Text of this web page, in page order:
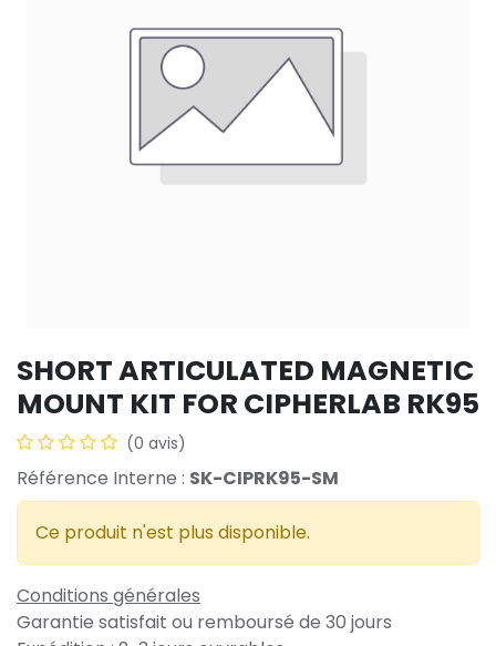
SHORT ARTICULATED MAGNETIC
MOUNT KIT FOR CIPHERLAB RK95
(0 avis)
Référence Interne : SK-CIPRK95-SM
Ce produit n'est plus disponible.
Conditions générales
Garantie satisfait ou remboursé de 30 jours